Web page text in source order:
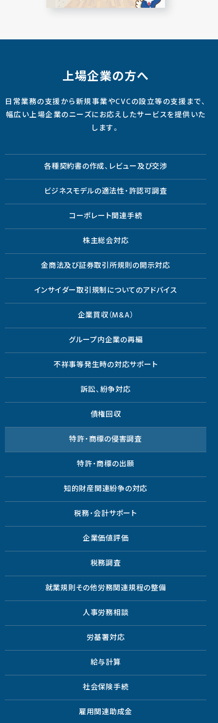
上場企業の方へ
日常業務の支援から新規事業やCVCの設立等の支援まで、
幅広い上場企業のニーズにお応えしたサービスを提供いた
します。
各種契約書の作成、レビュー及び交渉
ビジネスモデルの適法性・許認可調査
コーポレート関連手続
株主総会対応
金商法及び証券取引所規則の開示対応
インサイダー取引規制についてのアドバイス
企業買収（M&A）
グループ内企業の再編
不祥事等発生時の対応サポート
訴訟、紛争対応
債権回収
特許・商標の侵害調査
特許・商標の出願
知的財産関連紛争の対応
税務・会計サポート
企業価値評価
税務調査
就業規則その他労務関連規程の整備
人事労務相談
労基署対応
給与計算
社会保険手続
雇用関連助成金